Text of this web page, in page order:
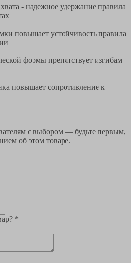
- надежное удержание правила
повышает устойчивость правила
формы препятствует изгибам
повышает сопротивление к
с выбором — будьте первым,
об этом товаре.
*